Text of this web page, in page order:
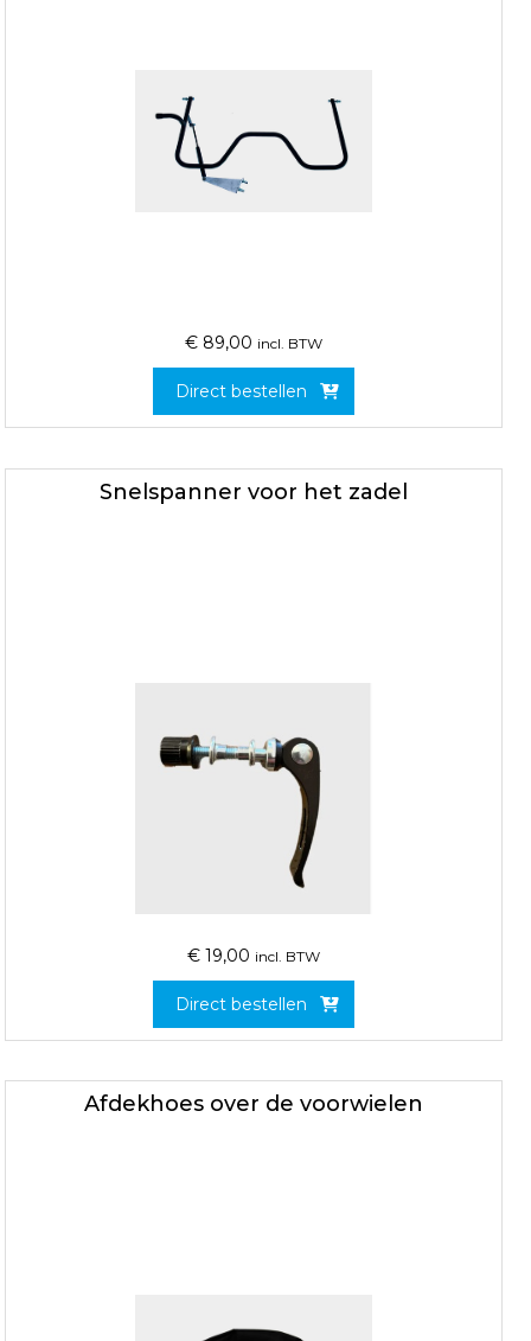
€ 89,00 incl. BTW
Direct bestellen
Snelspanner voor het zadel
€ 19,00 incl. BTW
Direct bestellen
Afdekhoes over de voorwielen